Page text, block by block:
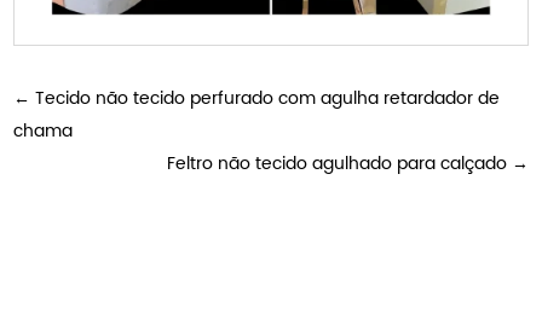
←Tecido não tecido perfurado com agulha retardador de
chama
Feltro não tecido agulhado para calçado→